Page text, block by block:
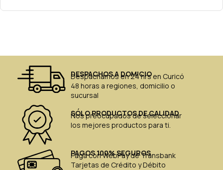
DESPACHOS A DOMICIO
Despachamos en 24 hrs en Curicó
48 horas a regiones, domicilio o
sucursal
SÓLO PRODUCTOS DE CALIDAD
Nos preocupados de seleccionar
los mejores productos para ti.
PAGOS 100% SEGUROS
Paga con WebPay de Transbank
Tarjetas de Crédito y Débito